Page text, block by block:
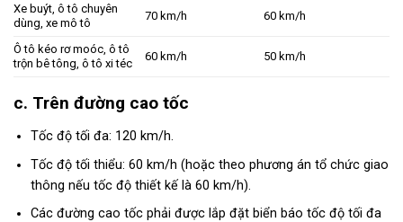
Xe buýt, ô tô chuyên
dùng, xe mô tô
70 km/h 60 km/h
Ô tô kéo rơ moóc, ô tô
trộn bê tông, ô tô xi téc
60 km/h 50 km/h
c. Trên đường cao tốc
Tốc độ tối đa: 120 km/h.
Tốc độ tối thiểu: 60 km/h (hoặc theo phương án tổ chức giao
thông nếu tốc độ thiết kế là 60 km/h).
Các đường cao tốc phải được lắp đặt biển báo tốc độ tối đa